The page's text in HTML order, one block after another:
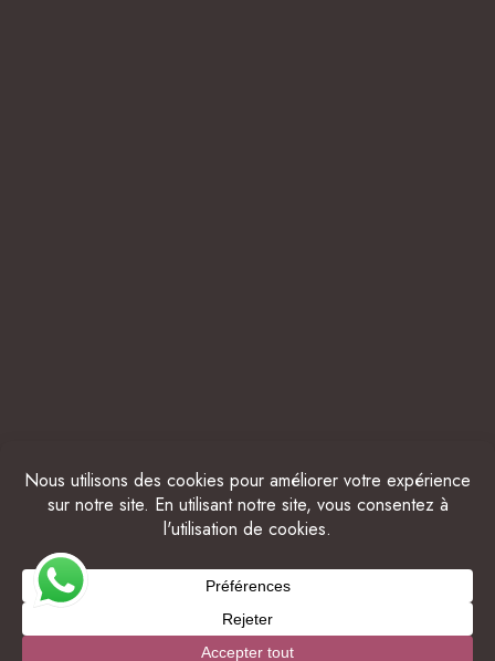
© 2025 THE BELIZE COLLECTION. ALL RIGHTS
RESERVED